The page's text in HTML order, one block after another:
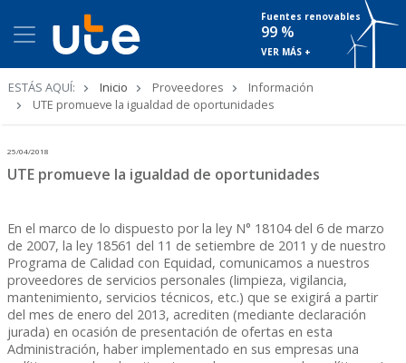
Fuentes renovables
99 %
VER MÁS +
ESTÁS AQUÍ: Inicio Proveedores
Información
UTE promueve la igualdad de oportunidades
25/04/2018
UTE promueve la igualdad de oportunidades
En el marco de lo dispuesto por la ley N° 18104 del 6 de marzo
de 2007, la ley 18561 del 11 de setiembre de 2011 y de nuestro
Programa de Calidad con Equidad, comunicamos a nuestros
proveedores de servicios personales (limpieza, vigilancia,
mantenimiento, servicios técnicos, etc.) que se exigirá a partir
del mes de enero del 2013, acrediten (mediante declaración
jurada) en ocasión de presentación de ofertas en esta
Administración, haber implementado en sus empresas una